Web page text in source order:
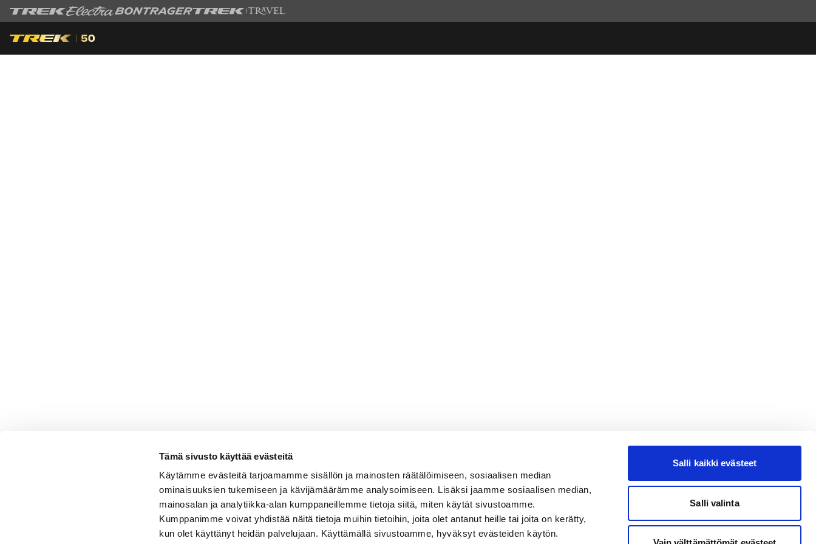
Tämä sivusto käyttää evästeitä
Käytämme evästeitä tarjoamamme sisällön ja mainosten räätälöimiseen, sosiaalisen median
ominaisuuksien tukemiseen ja kävijämäärämme analysoimiseen. Lisäksi jaamme sosiaalisen median,
mainosalan ja analytiikka-alan kumppaneillemme tietoja siitä, miten käytät sivustoamme.
Kumppanimme voivat yhdistää näitä tietoja muihin tietoihin, joita olet antanut heille tai joita on kerätty,
kun olet käyttänyt heidän palvelujaan. Käyttämällä sivustoamme, hyväksyt evästeiden käytön.
Salli kaikki evästeet
Salli valinta